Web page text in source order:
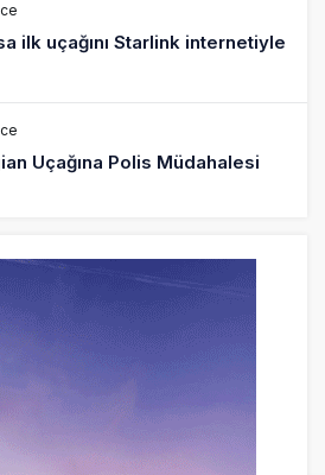
ilk uçağını Starlink internetiyle
Uçağına Polis Müdahalesi
A380 seferlerini yüzde
bakım uçağına girdi: Uyurken